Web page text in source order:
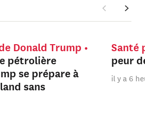
Donald Trump
pétrolière
se prépare à
sans
Santé
peur
il y a 6